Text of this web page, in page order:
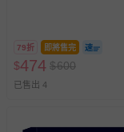
79折 即將售完
$474 $600
已售出 4